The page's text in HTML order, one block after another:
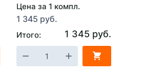
Цена за 1 компл.
1 345 руб.
Итого: 1 345 руб.